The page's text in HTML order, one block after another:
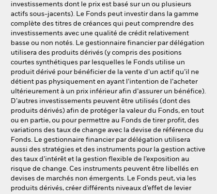
investissements dont le prix est basé sur un ou plusieurs
actifs sous-jacents). Le Fonds peut investir dans la gamme
complète des titres de créances qui peut comprendre des
investissements avec une qualité de crédit relativement
basse ou non notés. Le gestionnaire financier par délégation
utilisera des produits dérivés (y compris des positions
courtes synthétiques par lesquelles le Fonds utilise un
produit dérivé pour bénéficier de la vente d’un actif qu’il ne
détient pas physiquement en ayant l’intention de l’acheter
ultérieurement à un prix inférieur afin d’assurer un bénéfice).
D’autres investissements peuvent être utilisés (dont des
produits dérivés) afin de protéger la valeur du Fonds, en tout
ou en partie, ou pour permettre au Fonds de tirer profit, des
variations des taux de change avec la devise de référence du
Fonds. Le gestionnaire financier par délégation utilisera
aussi des stratégies et des instruments pour la gestion active
des taux d’intérêt et la gestion flexible de l’exposition au
risque de change. Ces instruments peuvent être libellés en
devises de marchés non émergents. Le Fonds peut, via les
produits dérivés, créer différents niveaux d’effet de levier